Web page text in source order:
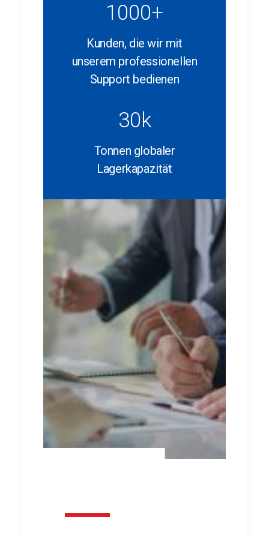
1000+
Kunden, die wir mit
unserem professionellen
Support bedienen
30k
Tonnen globaler
Lagerkapazität